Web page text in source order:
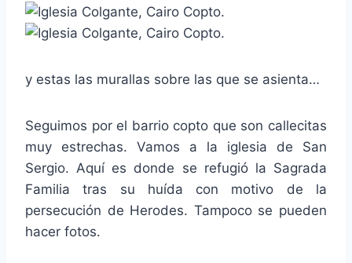
y estas las murallas sobre las que se asienta…
Seguimos por el barrio copto que son callecitas
muy estrechas. Vamos a la iglesia de San
Sergio. Aquí es donde se refugió la Sagrada
Familia tras su huída con motivo de la
persecución de Herodes. Tampoco se pueden
hacer fotos.